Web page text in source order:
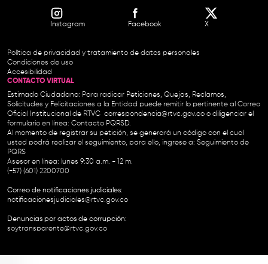
Instagram Facebook X
Política de privacidad y tratamiento de datos personales
Condiciones de uso
Accesibilidad
CONTACTO VIRTUAL
Estimado Ciudadano: Para radicar Peticiones, Quejas, Reclamos,
Solicitudes y Felicitaciones a la Entidad puede remitir lo pertinente al Correo
Oficial Institucional de RTVC correspondencia@rtvc.gov.co o diligenciar el
formulario en línea: Contacto PQRSD.
Al momento de registrar su petición, se generará un código con el cual
usted podrá realizar el seguimiento, para ello, ingrese a: Seguimiento de
PQRS
Asesor en línea: lunes 9:30 a.m. - 12 m.
(+57) (601) 2200700
Correo de notificaciones judiciales:
notificacionesjudiciales@rtvc.gov.co
Denuncias por actos de corrupción:
soytransparente@rtvc.gov.co